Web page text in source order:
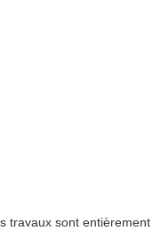
travaux sont entièrement